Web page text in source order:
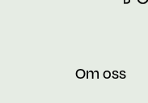
Om oss